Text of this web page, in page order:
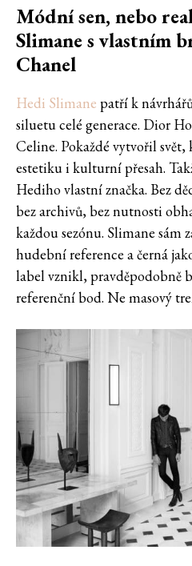
Módní sen, nebo
Slimane s vlastním
Chanel
Hedi Slimane patří k
siluetu celé generace. Dior
Celine. Pokaždé vytvořil
estetiku i kulturní přesah.
Hediho vlastní značka. Bez
bez archivů, bez nutnosti
každou sezónu. Slimane sám
hudební reference a černá
label vznikl, pravděpodobně
referenční bod. Ne masový